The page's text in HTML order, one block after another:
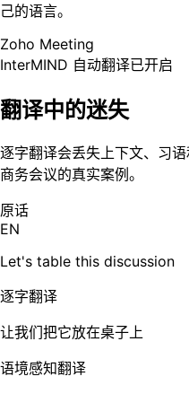
己的语言。
Zoho Meeting
InterMIND 自动翻译已开启
翻译中的迷失
逐字翻译会丢失上下文、习
商务会议的真实案例。
原话
EN
Let's table this discussion
逐字翻译
让我们把它放在桌子上
语境感知翻译